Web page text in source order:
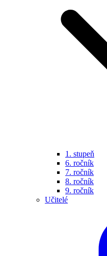
1. stupeň
6. ročník
7. ročník
8. ročník
9. ročník
Učitelé